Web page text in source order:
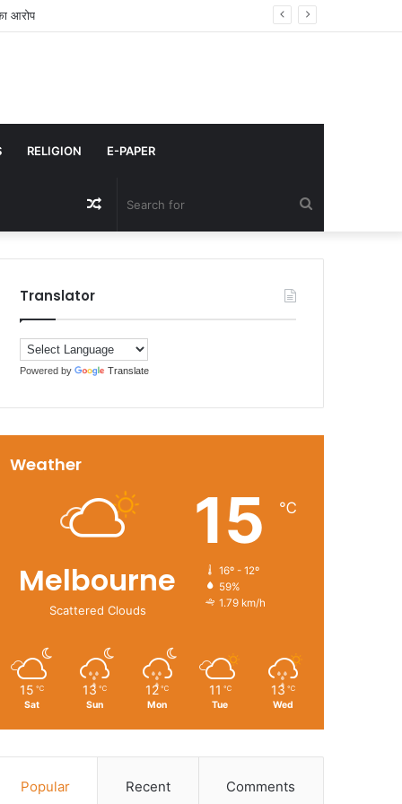
देश में अव्वल
RELIGION E-PAPER
for
Random
Article
Translator
Powered by Translate
Weather
Melbourne
Scattered Clouds
15 ℃
16º - 12º
59%
1.79 km/h
15 ℃
Sat
13 ℃
Sun
12 ℃
Mon
11 ℃
Tue
13 ℃
Wed
Popular Recent Comments